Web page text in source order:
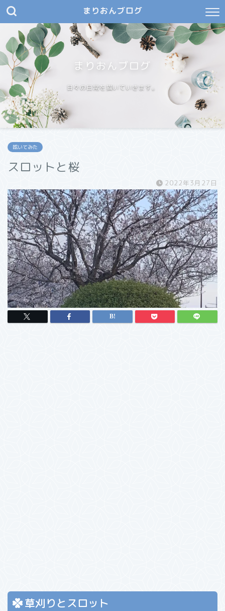
まりおんブログ
まりおんブログ
日々の日常を描いていきます。
呟いてみた
スロットと桜
2022年3月27日
草刈りとスロット